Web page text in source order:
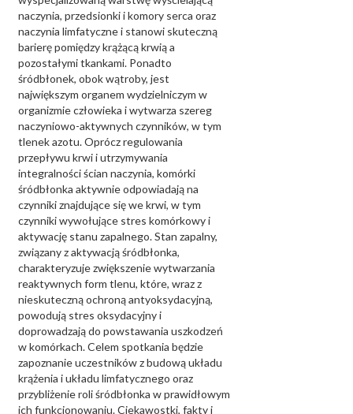
naczynia, przedsionki i komory serca oraz
naczynia limfatyczne i stanowi skuteczną
barierę pomiędzy krążącą krwią a
pozostałymi tkankami. Ponadto
śródbłonek, obok wątroby, jest
największym organem wydzielniczym w
organizmie człowieka i wytwarza szereg
naczyniowo-aktywnych czynników, w tym
tlenek azotu. Oprócz regulowania
przepływu krwi i utrzymywania
integralności ścian naczynia, komórki
śródbłonka aktywnie odpowiadają na
czynniki znajdujące się we krwi, w tym
czynniki wywołujące stres komórkowy i
aktywację stanu zapalnego. Stan zapalny,
związany z aktywacją śródbłonka,
charakteryzuje zwiększenie wytwarzania
reaktywnych form tlenu, które, wraz z
nieskuteczną ochroną antyoksydacyjną,
powodują stres oksydacyjny i
doprowadzają do powstawania uszkodzeń
w komórkach. Celem spotkania będzie
zapoznanie uczestników z budową układu
krążenia i układu limfatycznego oraz
przybliżenie roli śródbłonka w prawidłowym
ich funkcjonowaniu. Ciekawostki, fakty i